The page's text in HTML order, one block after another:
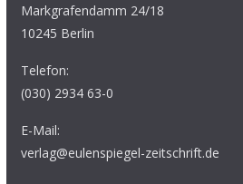
Markgrafendamm 24/18
10245 Berlin
Telefon:
(030) 2934 63-0
E-Mail:
verlag@eulenspiegel-zeitschrift.de